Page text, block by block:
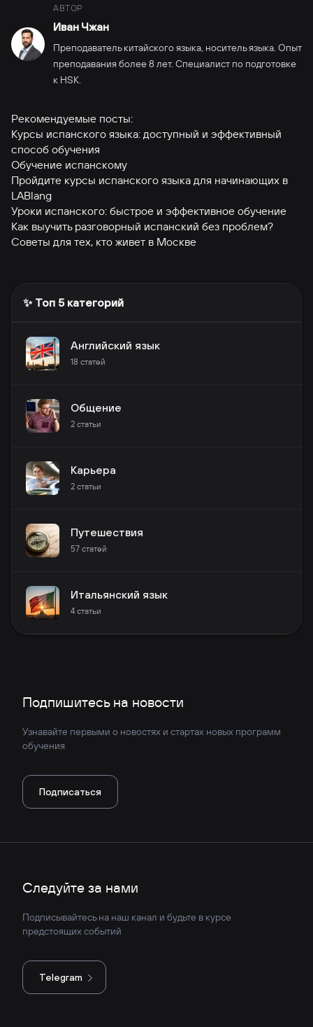
АВТОР
Иван Чжан
Преподаватель китайского языка, носитель языка. Опыт
преподавания более 8 лет. Специалист по подготовке
к HSK.
Рекомендуемые посты:
Курсы испанского языка: доступный и эффективный
способ обучения
Обучение испанскому
Пройдите курсы испанского языка для начинающих в
LABlаng
Уроки испанского: быстрое и эффективное обучение
Как выучить разговорный испанский без проблем?
Советы для тех, кто живет в Москве
✨ Топ 5 категорий
Английский язык
18 статей
Общение
2 статьи
Карьера
2 статьи
Путешествия
57 статей
Итальянский язык
4 статьи
Подпишитесь на новости
Узнавайте первыми о новостях и стартах новых программ
обучения
Подписаться
Следуйте за нами
Подписывайтесь на наш канал и будьте в курсе
предстоящих событий
Telegram